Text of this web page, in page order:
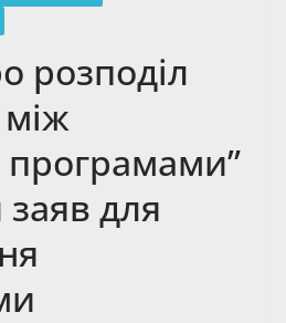
розподіл
між
програмами”
для